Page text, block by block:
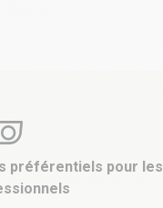
préférentiels pour les